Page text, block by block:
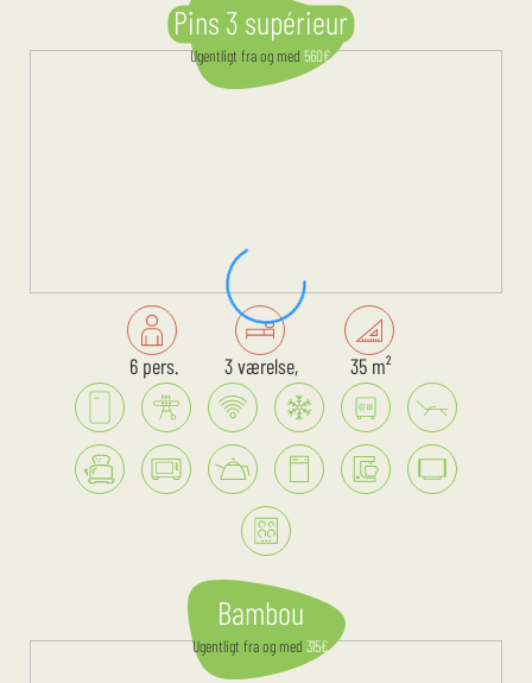
Pins 3 supérieur
Ugentligtfra og med560€
6 pers. 3 værelse, 35 m²
Bambou
Ugentligtfra og med315€